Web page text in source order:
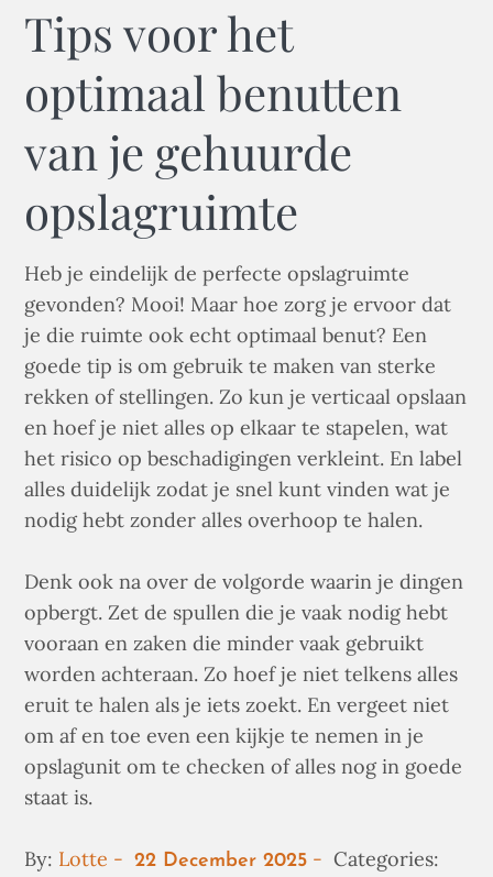
Tips voor het
optimaal benutten
van je gehuurde
opslagruimte
Heb je eindelijk de perfecte opslagruimte
gevonden? Mooi! Maar hoe zorg je ervoor dat
je die ruimte ook echt optimaal benut? Een
goede tip is om gebruik te maken van sterke
rekken of stellingen. Zo kun je verticaal opslaan
en hoef je niet alles op elkaar te stapelen, wat
het risico op beschadigingen verkleint. En label
alles duidelijk zodat je snel kunt vinden wat je
nodig hebt zonder alles overhoop te halen.
Denk ook na over de volgorde waarin je dingen
opbergt. Zet de spullen die je vaak nodig hebt
vooraan en zaken die minder vaak gebruikt
worden achteraan. Zo hoef je niet telkens alles
eruit te halen als je iets zoekt. En vergeet niet
om af en toe even een kijkje te nemen in je
opslagunit om te checken of alles nog in goede
staat is.
By: Lotte
Posted
22 December 2025
Categories: